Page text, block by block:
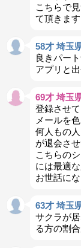
こちらで
て頂きます
58才 埼玉
良きパー
アプリと
69才 埼玉
登録させ
メールを
何人もの
が退会さ
こちらの
には最適
お世話に
63才 埼玉
サクラが
る方の割